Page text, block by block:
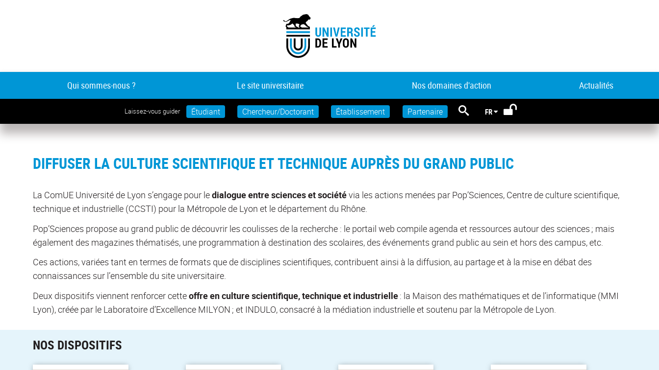
Qui sommes-nous ? Le site universitaire Nos domaines d'action Actualités
Laissez-vous guider Étudiant Chercheur/Doctorant Établissement Partenaire RECHERCHE
FR
DIFFUSER LA CULTURE SCIENTIFIQUE ET TECHNIQUE AUPRÈS DU GRAND PUBLIC
La ComUE Université de Lyon s’engage pour ledialogue entre sciences et sociétévia les actions menées par Pop’Sciences, Centre de culture scientifique,
technique et industrielle (CCSTI) pour la Métropole de Lyon et le département du Rhône.
Pop’Sciences propose au grand public de découvrir les coulisses de la recherche : le portail web compile agenda et ressources autour des sciences ; mais
également des magazines thématisés, une programmation à destination des scolaires, des événements grand public au sein et hors des campus, etc.
Ces actions, variées tant en termes de formats que de disciplines scientifiques, contribuent ainsi à la diffusion, au partage et à la mise en débat des
connaissances sur l’ensemble du site universitaire.
Deux dispositifs viennent renforcer cetteoffre en culture scientifique, technique et industrielle: la Maison des mathématiques et de l’informatique (MMI
Lyon), créée par le Laboratoire d’Excellence MILYON ; et INDULO, consacré à la médiation industrielle et soutenu par la Métropole de Lyon.
NOS DISPOSITIFS
Un portail pour la
diffusion des savoirs et
tous les événements de
culture scientifique à
Le centre de médiation
et de ressources pour
faire connaître,
comprendre et aimer les
sciences
informatiques
immersive pour
ses métiers à travers la
entreprise industrielle.
journalistes et
chercheurs du territoire
pour contribuer à une
des deux professions